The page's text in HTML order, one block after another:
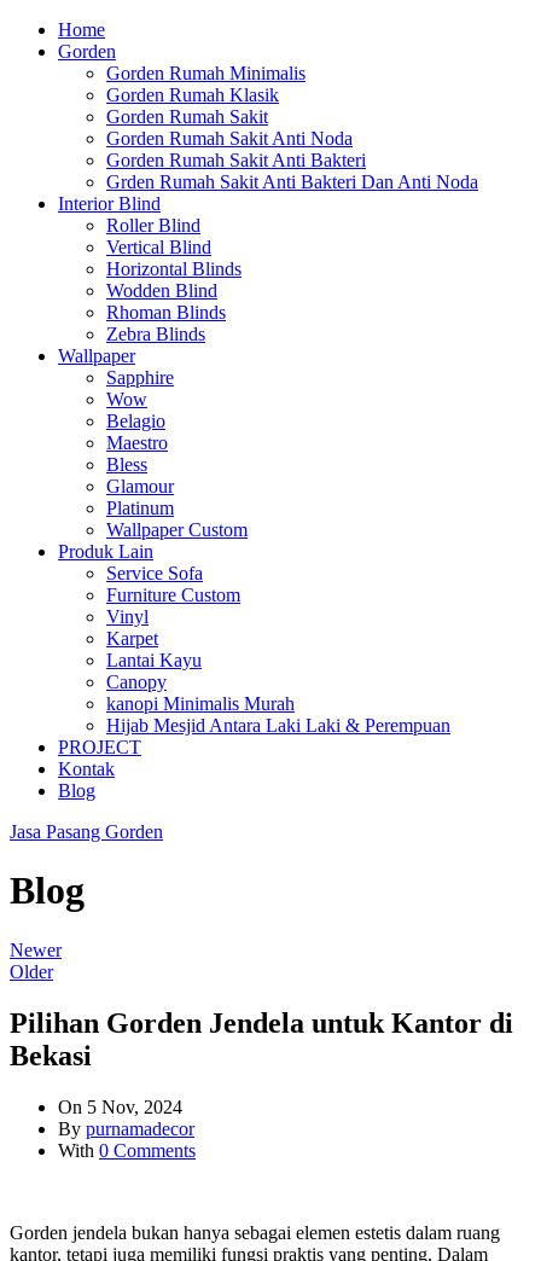
Home
Gorden
Gorden Rumah Minimalis
Gorden Rumah Klasik
Gorden Rumah Sakit
Gorden Rumah Sakit Anti Noda
Gorden Rumah Sakit Anti Bakteri
Grden Rumah Sakit Anti Bakteri Dan Anti Noda
Interior Blind
Roller Blind
Vertical Blind
Horizontal Blinds
Wodden Blind
Rhoman Blinds
Zebra Blinds
Wallpaper
Sapphire
Wow
Belagio
Maestro
Bless
Glamour
Platinum
Wallpaper Custom
Produk Lain
Service Sofa
Furniture Custom
Vinyl
Karpet
Lantai Kayu
Canopy
kanopi Minimalis Murah
Hijab Mesjid Antara Laki Laki & Perempuan
PROJECT
Kontak
Blog
Jasa Pasang Gorden
Blog
Newer
Older
Pilihan Gorden Jendela untuk Kantor di
Bekasi
On 5 Nov, 2024
By purnamadecor
With 0 Comments
Gorden jendela bukan hanya sebagai elemen estetis dalam ruang
kantor, tetapi juga memiliki fungsi praktis yang penting. Dalam